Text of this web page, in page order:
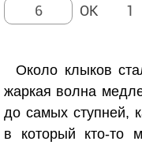
1
Около клыков
жаркая волна
до самых ступней,
в который кто-то